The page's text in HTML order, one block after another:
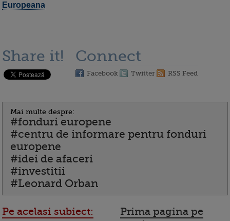
Europeana
Share it! Connect
Facebook Twitter RSS Feed
Mai multe despre:
#fonduri europene
#centru de informare pentru fonduri
europene
#idei de afaceri
#investitii
#Leonard Orban
Pe acelasi subiect:
Prima pagina pe